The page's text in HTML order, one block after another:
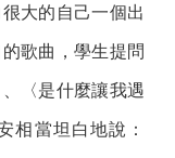
大的自己一個出
歌曲，學生提問
〈是什麼讓我遇
相當坦白地說：